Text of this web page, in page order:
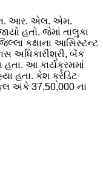
આર. એલ. એમ.
હતો. જેમાં તાલુકા
કક્ષાના આસિસ્ટન્ટ
અધિકારીશ્રી, બેંક
આ કાર્યક્રમમાં
હતા. કેશ ક્રેડિટ
અંકે 37,50,000 ના